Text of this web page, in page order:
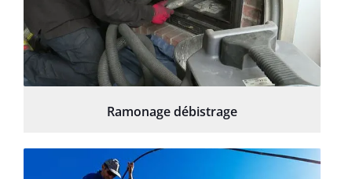
Ramonage débistrage